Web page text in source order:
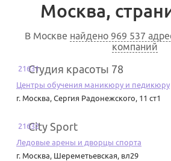
Москва,
В Москве найдено 969 537
компаний
21631Студия красоты 78
Центры обучения маникюру и педикюру
г. Москва, Сергия Радонежского, 11 ст1
21632City Sport
Ледовые арены и дворцы спорта
г. Москва, Шереметьевская, вл29